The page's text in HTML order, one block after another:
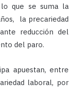
lo que se suma la
la precariedad
reducción del
del paro.
apuestan, entre
laboral, por